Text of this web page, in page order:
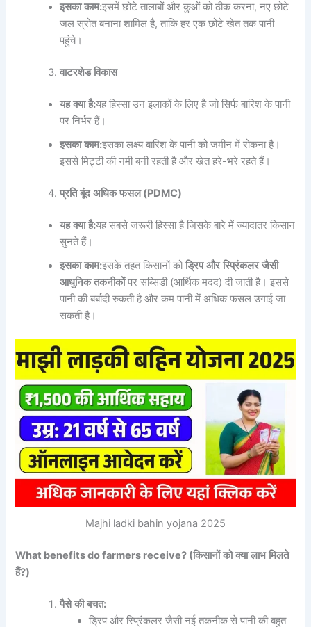
इसका काम:इसमें छोटे तालाबों और कुओं को ठीक करना, नए छोटे
जल स्रोत बनाना शामिल है, ताकि हर एक छोटे खेत तक पानी
पहुंचे।
वाटरशेड विकास
यह क्या है:यह हिस्सा उन इलाकों के लिए है जो सिर्फ बारिश के पानी
पर निर्भर हैं।
इसका काम:इसका लक्ष्य बारिश के पानी को जमीन में रोकना है।
इससे मिट्टी की नमी बनी रहती है और खेत हरे-भरे रहते हैं।
प्रति बूंद अधिक फसल(PDMC)
यह क्या है:यह सबसे जरूरी हिस्सा है जिसके बारे में ज्यादातर किसान
सुनते हैं।
इसका काम:इसके तहत किसानों कोड्रिप और स्प्रिंकलर जैसी
आधुनिक तकनीकोंपर सब्सिडी (आर्थिक मदद) दी जाती है। इससे
पानी की बर्बादी रुकती है और कम पानी में अधिक फसल उगाई जा
सकती है।
Majhi ladki bahin yojana 2025
What benefits do farmers receive? (किसानों को क्या लाभ मिलते
हैं?)
पैसे की बचत:
ड्रिप और स्प्रिंकलर जैसी नई तकनीक से पानी की बहुत